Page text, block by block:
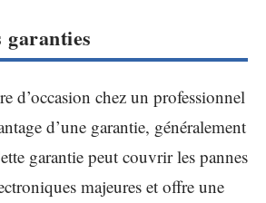
d’occasion chez un professionnel
d’une garantie, généralement
garantie peut couvrir les pannes
majeures et offre une